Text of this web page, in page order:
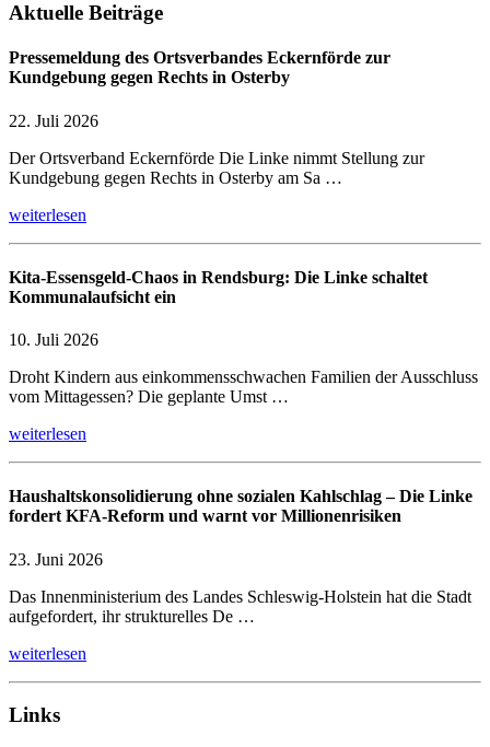
Aktuelle Beiträge
Pressemeldung des Ortsverbandes Eckernförde zur
Kundgebung gegen Rechts in Osterby
22. Juli 2026
Der Ortsverband Eckernförde Die Linke nimmt Stellung zur
Kundgebung gegen Rechts in Osterby am Sa …
weiterlesen
Kita-Essensgeld-Chaos in Rendsburg: Die Linke schaltet
Kommunalaufsicht ein
10. Juli 2026
Droht Kindern aus einkommensschwachen Familien der Ausschluss
vom Mittagessen? Die geplante Umst …
weiterlesen
Haushaltskonsolidierung ohne sozialen Kahlschlag – Die Linke
fordert KFA-Reform und warnt vor Millionenrisiken
23. Juni 2026
Das Innenministerium des Landes Schleswig-Holstein hat die Stadt
aufgefordert, ihr strukturelles De …
weiterlesen
Links